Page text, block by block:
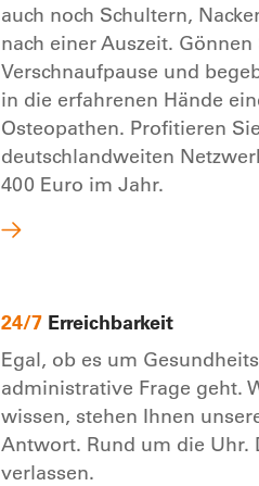
auch noch Schultern,
nach einer Auszeit. Gönnen
Verschnaufpause und
in die erfahrenen Hände
Osteopathen. Profitieren
deutschlandweiten
400 Euro im Jahr.
24/7 Erreichbarkeit
Egal, ob es um
administrative Frage geht.
wissen, stehen Ihnen
Antwort. Rund um die Uhr.
verlassen.